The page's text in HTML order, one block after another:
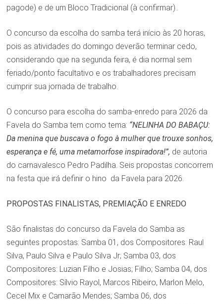
pagode) e de um Bloco Tradicional (à confirmar)..
O concurso da escolha do samba terá início às 20 horas,
pois as atividades do domingo deverão terminar cedo,
considerando que na segunda feira, é dia normal sem
feriado/ponto facultativo e os trabalhadores precisam
cumprir sua jornada de trabalho.
O concurso para escolha do samba-enredo para 2026 da
Favela do Samba tem como tema: “NELINHA DO BABAÇU:
Da menina que buscava o fogo à mulher que trouxe sonhos,
esperança e fé, uma metamorfose inspiradora!”, de autoria
do carnavalesco Pedro Padilha. Seis propostas concorrem
na festa que irá definir o hino da Favela para 2026.
PROPOSTAS FINALISTAS, PREMIAÇÃO E ENREDO
São finalistas do concurso da Favela do Samba as
seguintes propostas: Samba 01, dos Compositores: Raul
Silva, Paulo Silva e Paulo Silva Jr; Samba 03, dos
Compositores: Luzian Filho e Josias; Filho; Samba 04, dos
Compositores: Sílvio Rayol, Marcos Ribeiro, Marlon Melo,
Cecel Mix e Camarão Mendes; Samba 06, dos